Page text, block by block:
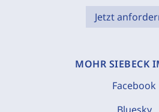
Jetzt
MOHR SIEBECK
Facebook